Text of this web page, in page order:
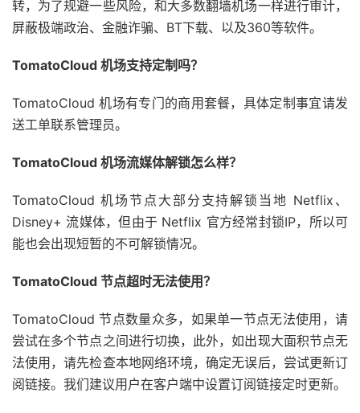
转，为了规避一些风险，和大多数翻墙机场一样进行审计，
屏蔽极端政治、金融诈骗、BT下载、以及360等软件。
TomatoCloud 机场支持定制吗？
TomatoCloud 机场有专门的商用套餐，具体定制事宜请发
送工单联系管理员。
TomatoCloud 机场流媒体解锁怎么样？
TomatoCloud 机场节点大部分支持解锁当地 Netflix、
Disney+ 流媒体，但由于 Netflix 官方经常封锁IP，所以可
能也会出现短暂的不可解锁情况。
TomatoCloud 节点超时无法使用？
TomatoCloud 节点数量众多，如果单一节点无法使用，请
尝试在多个节点之间进行切换，此外，如出现大面积节点无
法使用，请先检查本地网络环境，确定无误后，尝试更新订
阅链接。我们建议用户在客户端中设置订阅链接定时更新。